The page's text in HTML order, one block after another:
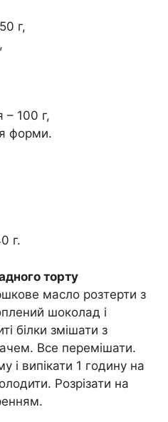
г,
– 100 г,
форми.
г.
торту
масло розтерти з
шоколад і
білки змішати з
Все перемішати.
і випікати 1 годину на
Розрізати на